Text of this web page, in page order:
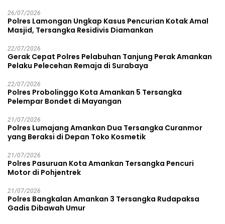
26/07/2026
Polres Lamongan Ungkap Kasus Pencurian Kotak Amal
Masjid, Tersangka Residivis Diamankan
22/07/2026
Gerak Cepat Polres Pelabuhan Tanjung Perak Amankan
Pelaku Pelecehan Remaja di Surabaya
22/07/2026
Polres Probolinggo Kota Amankan 5 Tersangka
Pelempar Bondet di Mayangan
21/07/2026
Polres Lumajang Amankan Dua Tersangka Curanmor
yang Beraksi di Depan Toko Kosmetik
21/07/2026
Polres Pasuruan Kota Amankan Tersangka Pencuri
Motor di Pohjentrek
21/07/2026
Polres Bangkalan Amankan 3 Tersangka Rudapaksa
Gadis Dibawah Umur